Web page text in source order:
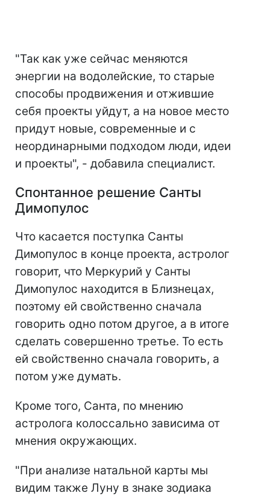
"Так как уже сейчас меняются
энергии на водолейские, то старые
способы продвижения и отжившие
себя проекты уйдут, а на новое место
придут новые, современные и с
неординарными подходом люди, идеи
и проекты", - добавила специалист.
Спонтанное решение Санты
Димопулос
Что касается поступка Санты
Димопулос в конце проекта, астролог
говорит, что Меркурий у Санты
Димопулос находится в Близнецах,
поэтому ей свойственно сначала
говорить одно потом другое, а в итоге
сделать совершенно третье. То есть
ей свойственно сначала говорить, а
потом уже думать.
Кроме того, Санта, по мнению
астролога колоссально зависима от
мнения окружающих.
"При анализе натальной карты мы
видим также Луну в знаке зодиака